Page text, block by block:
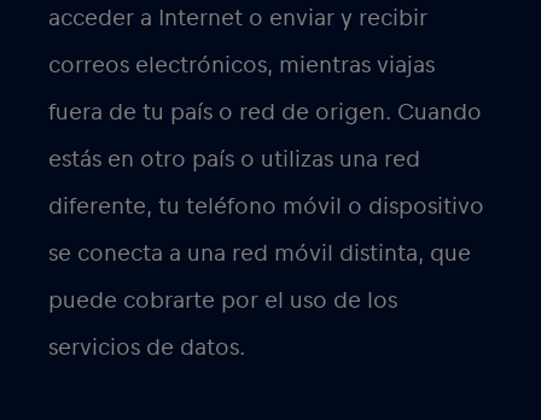
Itinerancia
regional:
La itinerancia regional se refiere a la
posibilidad de utilizar los servicios de tu
teléfono móvil, como hacer llamadas,
enviar mensajes y utilizar datos, mientras